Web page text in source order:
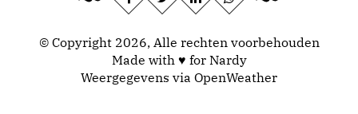
© Copyright 2026, Alle rechten voorbehouden
Made with ♥ for Nardy
Weergegevens via OpenWeather